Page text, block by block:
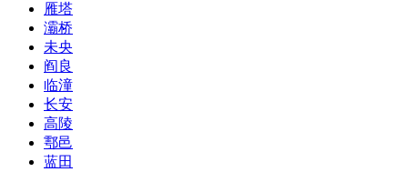
雁塔
灞桥
未央
阎良
临潼
长安
高陵
鄠邑
蓝田